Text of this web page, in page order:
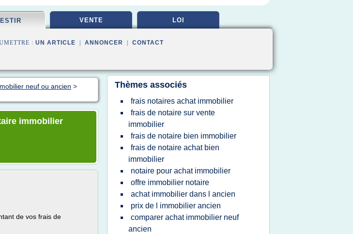
VENTE LOI
: UN ARTICLE ANNONCER CONTACT
neuf ou ancien >
immobilier
de vos frais de
Thèmes associés
frais notaires achat immobilier
frais de notaire sur vente
immobilier
frais de notaire bien immobilier
frais de notaire achat bien
immobilier
notaire pour achat immobilier
offre immobilier notaire
achat immobilier dans l ancien
prix de l immobilier ancien
comparer achat immobilier neuf
ancien